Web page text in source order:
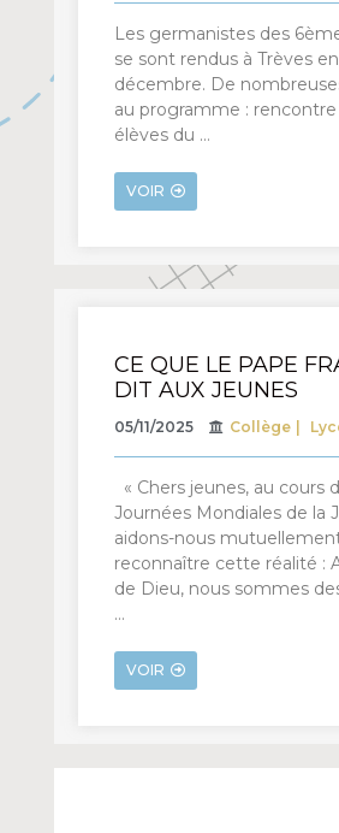
Les germanistes des
se sont rendus à Trèves en
décembre. De
au programme : rencontre
élèves du …
VOIR
CE QUE LE PAPE
DIT AUX JEUNES
05/11/2025 Collège
« Chers jeunes, au cours
Journées Mondiales de la
aidons-nous
reconnaître cette réalité :
de Dieu, nous sommes
…
VOIR